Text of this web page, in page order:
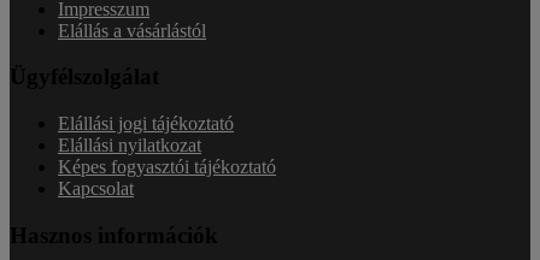
Impresszum
Elállás a vásárlástól
Ügyfélszolgálat
Elállási jogi tájékoztató
Elállási nyilatkozat
Képes fogyasztói tájékoztató
Kapcsolat
Hasznos információk